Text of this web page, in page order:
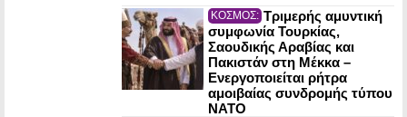
ΚΟΣΜΟΣ: Τριμερής αμυντική
συμφωνία Τουρκίας,
Σαουδικής Αραβίας και
Πακιστάν στη Μέκκα –
Ενεργοποιείται ρήτρα
αμοιβαίας συνδρομής τύπου
NATO